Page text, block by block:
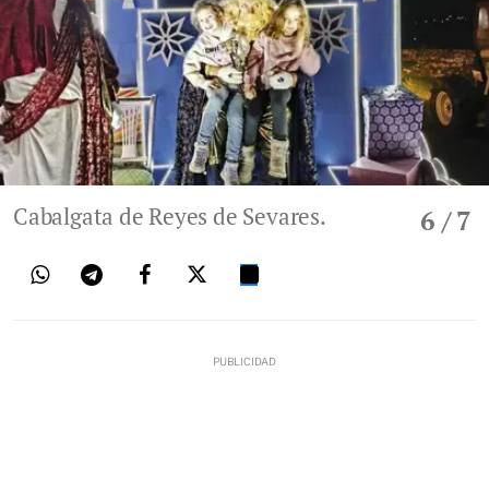
6 / 7
Cabalgata de Reyes de Sevares.